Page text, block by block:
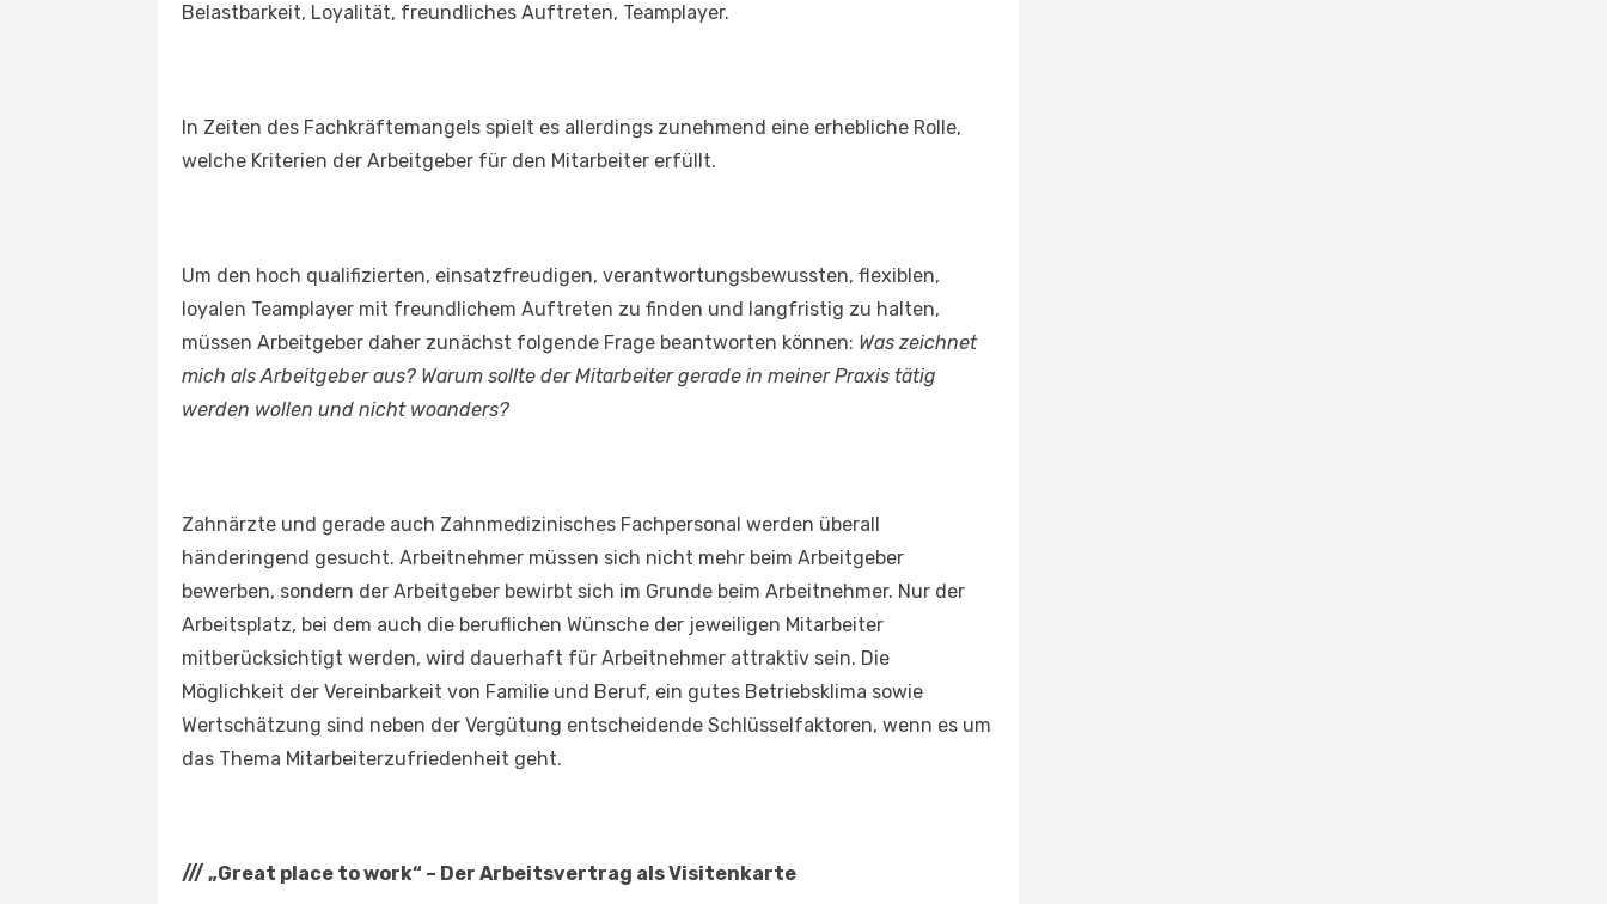
Belastbarkeit, Loyalität, freundliches Auftreten, Teamplayer.
In Zeiten des Fachkräftemangels spielt es allerdings zunehmend eine erhebliche Rolle,
welche Kriterien der Arbeitgeber für den Mitarbeiter erfüllt.
Um den hoch qualifizierten, einsatzfreudigen, verantwortungsbewussten, flexiblen,
loyalen Teamplayer mit freundlichem Auftreten zu finden und langfristig zu halten,
müssen Arbeitgeber daher zunächst folgende Frage beantworten können: Was zeichnet
mich als Arbeitgeber aus? Warum sollte der Mitarbeiter gerade in meiner Praxis tätig
werden wollen und nicht woanders?
Zahnärzte und gerade auch Zahnmedizinisches Fachpersonal werden überall
händeringend gesucht. Arbeitnehmer müssen sich nicht mehr beim Arbeitgeber
bewerben, sondern der Arbeitgeber bewirbt sich im Grunde beim Arbeitnehmer. Nur der
Arbeitsplatz, bei dem auch die beruflichen Wünsche der jeweiligen Mitarbeiter
mitberücksichtigt werden, wird dauerhaft für Arbeitnehmer attraktiv sein. Die
Möglichkeit der Vereinbarkeit von Familie und Beruf, ein gutes Betriebsklima sowie
Wertschätzung sind neben der Vergütung entscheidende Schlüsselfaktoren, wenn es um
das Thema Mitarbeiterzufriedenheit geht.
/// „Great place to work“ – Der Arbeitsvertrag als Visitenkarte